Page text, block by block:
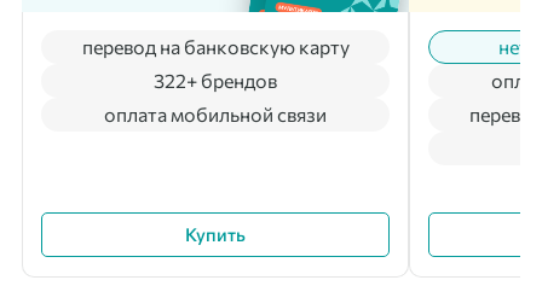
оплата мобильной связи
перевод на банковскую карту
322+ брендов
Купить
нет